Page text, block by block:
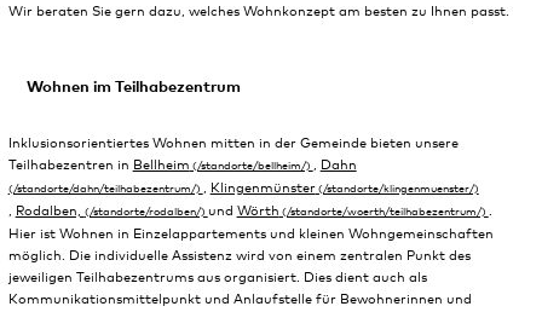
Wir beraten Sie gern dazu, welches Wohnkonzept am besten zu Ihnen passt.
Wohnen im Teilhabezentrum
Inklusionsorientiertes Wohnen mitten in der Gemeinde bieten unsere
Teilhabezentren in Bellheim
Dahn
Klingenmünster
Rodalben, und Wörth
Hier ist Wohnen in Einzelappartements und kleinen Wohngemeinschaften
möglich. Die individuelle Assistenz wird von einem zentralen Punkt des
jeweiligen Teilhabezentrums aus organisiert. Dies dient auch als
Kommunikationsmittelpunkt und Anlaufstelle für Bewohnerinnen und